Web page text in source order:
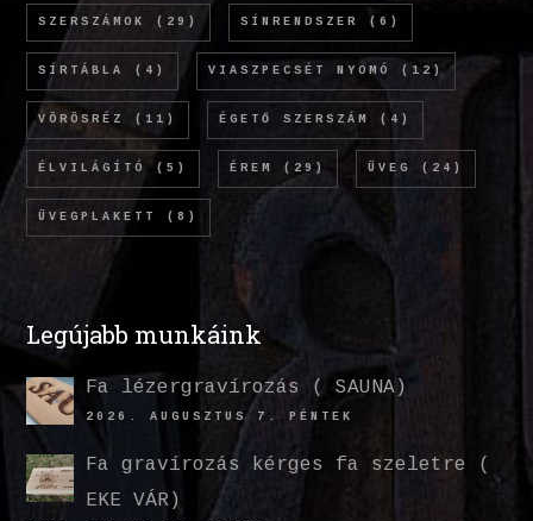
SZERSZÁMOK (29) SÍNRENDSZER (6)
SÍRTÁBLA (4) VIASZPECSÉT NYOMÓ (12)
VÖRÖSRÉZ (11) ÉGETŐ SZERSZÁM (4)
ÉLVILÁGÍTÓ (5) ÉREM (29) ÜVEG (24)
ÜVEGPLAKETT (8)
Legújabb munkáink
Fa lézergravírozás ( SAUNA)
2026. AUGUSZTUS 7. PÉNTEK
Fa gravírozás kérges fa szeletre (
EKE VÁR)